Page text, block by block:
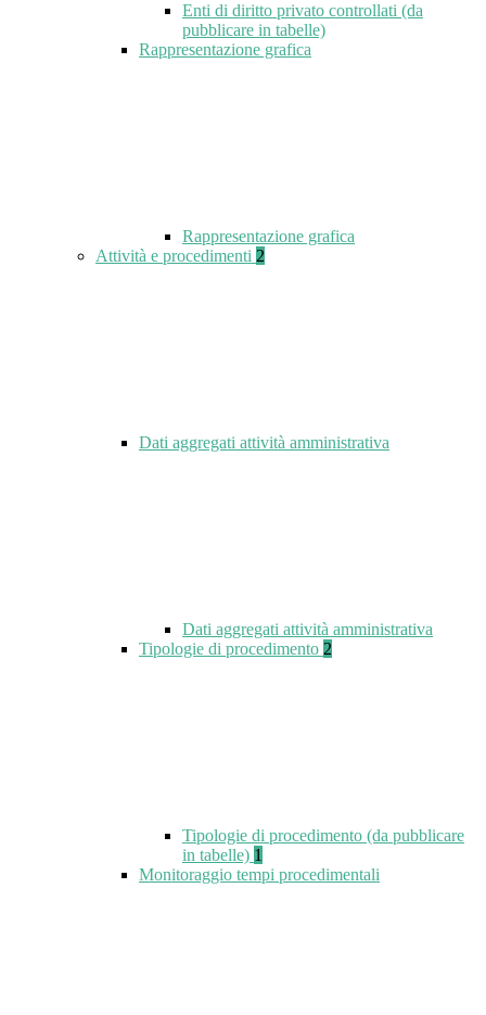
Enti di diritto privato controllati (da
pubblicare in tabelle)
Rappresentazione grafica
Rappresentazione grafica
Attività e procedimenti 2
Dati aggregati attività amministrativa
Dati aggregati attività amministrativa
Tipologie di procedimento 2
Tipologie di procedimento (da pubblicare
in tabelle) 1
Monitoraggio tempi procedimentali